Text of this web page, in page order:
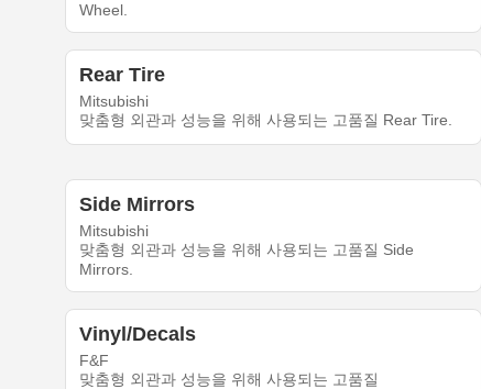
Wheel.
Rear Tire
Mitsubishi
맞춤형 외관과 성능을 위해 사용되는 고품질 Rear Tire.
Side Mirrors
Mitsubishi
맞춤형 외관과 성능을 위해 사용되는 고품질 Side
Mirrors.
Vinyl/Decals
F&F
맞춤형 외관과 성능을 위해 사용되는 고품질